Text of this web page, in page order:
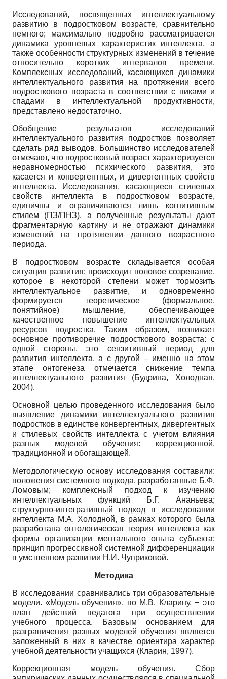
Исследований, посвященных интеллектуальному
развитию в подростковом возрасте, сравнительно
немного; максимально подробно рассматривается
динамика уровневых характеристик интеллекта, а
также особенности структурных изменений в течение
относительно коротких интервалов времени.
Комплексных исследований, касающихся динамики
интеллектуального развития на протяжении всего
подросткового возраста в соответствии с пиками и
спадами в интеллектуальной продуктивности,
представлено недостаточно.
Обобщение результатов исследований
интеллектуального развития подростков позволяет
сделать ряд выводов. Большинство исследователей
отмечают, что подростковый возраст характеризуется
неравномерностью психического развития, это
касается и конвергентных, и дивергентных свойств
интеллекта. Исследования, касающиеся стилевых
свойств интеллекта в подростковом возрасте,
единичны и ограничиваются лишь когнитивным
стилем (ПЗ/ПНЗ), а полученные результаты дают
фрагментарную картину и не отражают динамики
изменений на протяжении данного возрастного
периода.
В подростковом возрасте складывается особая
ситуация развития: происходит половое созревание,
которое в некоторой степени может тормозить
интеллектуальное развитие, и одновременно
формируется теоретическое (формальное,
понятийное) мышление, обеспечивающее
качественное повышение интеллектуальных
ресурсов подростка. Таким образом, возникает
основное противоречие подросткового возраста: с
одной стороны, это сензитивный период для
развития интеллекта, а с другой – именно на этом
этапе онтогенеза отмечается снижение темпа
интеллектуального развития (Будрина, Холодная,
2004).
Основной целью проведенного исследования было
выявление динамики интеллектуального развития
подростков в единстве конвергентных, дивергентных
и стилевых свойств интеллекта с учетом влияния
разных моделей обучения: коррекционной,
традиционной и обогащающей.
Методологическую основу исследования составили:
положения системного подхода, разработанные Б.Ф.
Ломовым; комплексный подход к изучению
интеллектуальных функций Б.Г. Ананьева;
структурно-интегративный подход в исследовании
интеллекта М.А. Холодной, в рамках которого была
разработана онтологическая теория интеллекта как
формы организации ментального опыта субъекта;
принцип прогрессивной системной дифференциации
в умственном развитии Н.И. Чуприковой.
Методика
В исследовании сравнивались три образовательные
модели. «Модель обучения», по М.В. Кларину, − это
план действий педагога при осуществлении
учебного процесса. Базовым основанием для
разграничения разных моделей обучения является
заложенный в них в качестве ориентира характер
учебной деятельности учащихся (Кларин, 1997).
Коррекционная модель обучения. Сбор